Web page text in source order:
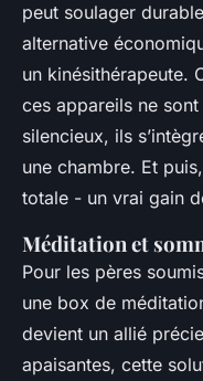
peut soulager
alternative
un kinésithérapeute.
ces appareils ne
silencieux, ils
une chambre. Et
totale - un vrai gain
Méditation et
Pour les pères
une box de
devient un allié
apaisantes, cette